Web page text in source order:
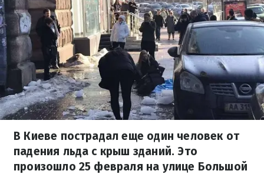
В Киеве пострадал еще один человек от
падения льда с крыш зданий. Это
произошло 25 февраля на улице Большой